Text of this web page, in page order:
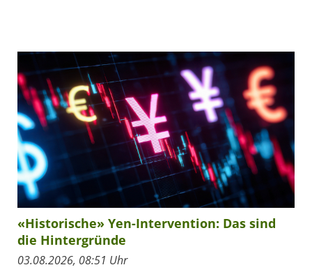
«Historische» Yen-Intervention: Das sind
die Hintergründe
03.08.2026, 08:51 Uhr